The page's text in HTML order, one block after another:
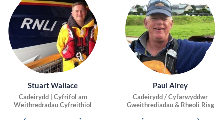
Stuart Wallace
Cadeirydd | Cyfrifol am
Weithredradau Cyfreithiol
Paul Airey
Cadeirydd / Cyfarwyddwr
Gweithrediadau & Rheoli Risg